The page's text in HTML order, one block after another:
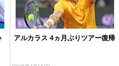
アルカラス 4ヵ月ぶりツアー復帰